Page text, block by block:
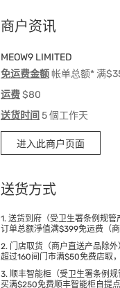
商户资讯
MEOW9 LIMITED
免运费金额帐单总额* 满
运费$80
送货时间 5 個工作天
进入此商户页面
送货方式
1. 送货到府（受卫生署条例规管
订单总额淨值满$399免运费（
2. 门店取货（商户直送产品除外
超过160间门市满$50免费店取
3. 顺丰智能柜（受卫生署条例规
买满$250免费顺丰智能柜自提